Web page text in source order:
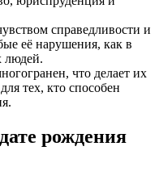
справедливости и
её нарушения, как в
людей.
что делает их
тех, кто способен
рождения